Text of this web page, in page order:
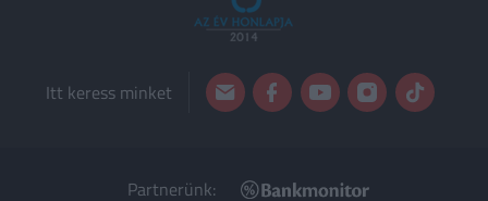
Itt keress minket
Partnerünk: